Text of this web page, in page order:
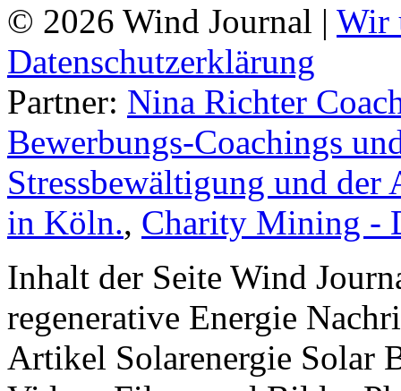
© 2026 Wind Journal | Wir
Datenschutzerklärung
Partner: Nina Richter
Bewerbungs-Coachings
Stressbewältigung und
in Köln., Charity Mining -
Inhalt der Seite Wind
regenerative Energie
Artikel Solarenergie Solar